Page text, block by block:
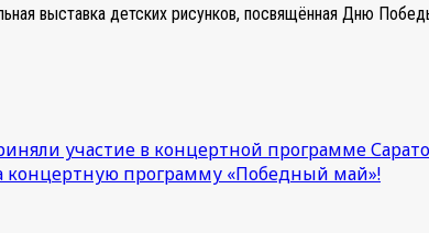
выставка детских рисунков, посвящённая Дню
участие в концертной программе
программу «Победный май»!